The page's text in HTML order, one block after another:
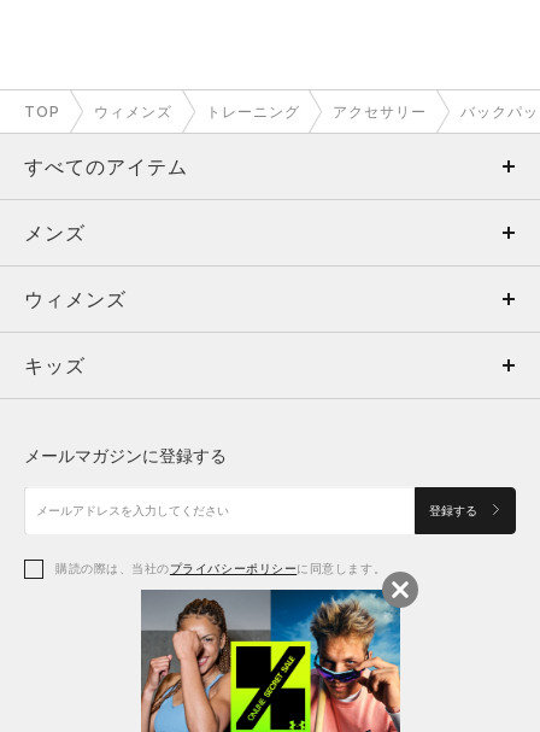
TOP ウィメンズ トレーニング アクセサリー バックパ
すべてのアイテム
メンズ
ウィメンズ
キッズ
アクセサリー
メンズ
トップス
ボトムス
アクセサリー
ウィメンズ
トップス
シューズ
アクセサリー
レギンス＆タイツ
キッズ
シューズ
メールマガジンに登録する
登録する
購読の際は、当社のプライバシーポリシーに同意します。